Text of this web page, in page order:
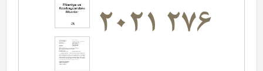
2021 276